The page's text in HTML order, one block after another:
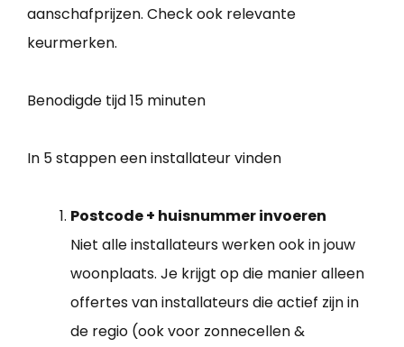
aanschafprijzen. Check ook relevante
keurmerken.
Benodigde tijd15 minuten
In 5 stappen een installateur vinden
Postcode + huisnummer invoeren
Niet alle installateurs werken ook in jouw
woonplaats. Je krijgt op die manier alleen
offertes van installateurs die actief zijn in
de regio (ook voor zonnecellen &